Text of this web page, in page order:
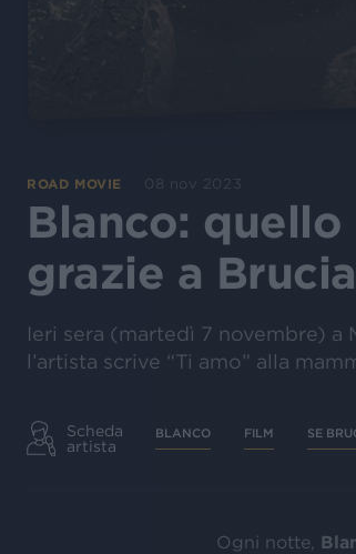
ROAD MOVIE 08 nov 2023
Blanco: quello
grazie a
Ieri sera (martedì 7 novembre) a
l’artista scrive “Ti amo” alla
Scheda
artista
BLANCO FILM SE
Ogni notte,